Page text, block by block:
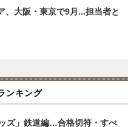
、大阪・東京で9月...担当者と
ンキング
ズ」鉄道編…合格切符・すべ